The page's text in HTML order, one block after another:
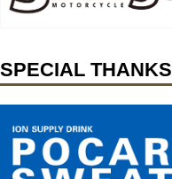
SPECIAL THANKS